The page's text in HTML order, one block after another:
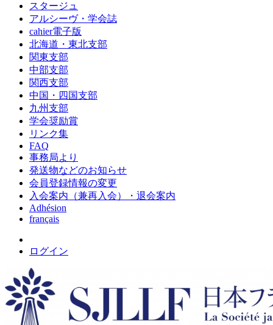
スタージュ
アルシーヴ・学会誌
cahier電子版
北海道・東北支部
関東支部
中部支部
関西支部
中国・四国支部
九州支部
学会奨励賞
リンク集
FAQ
事務局より
発送物などのお知らせ
会員登録情報の変更
入会案内（兼再入会）・退会案内
Adhésion
français
ログイン